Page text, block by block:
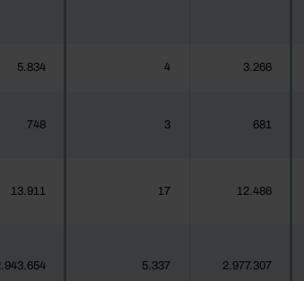
5.834 4 3.266
748 3 681
13.911 17 12.486
5.337 2.977.307